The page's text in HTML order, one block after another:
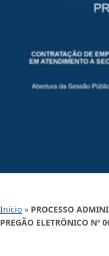
Início » PROCESSO
PREGÃO ELETRÔNICO Nº